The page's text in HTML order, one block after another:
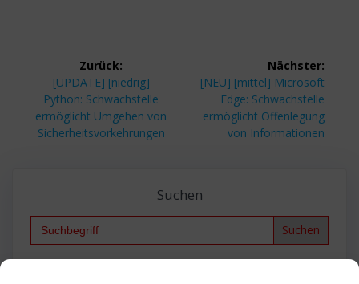
Beitragsnavigation
Zurück:
Vorheriger
Beitrag:
[UPDATE] [niedrig]
Python: Schwachstelle
ermöglicht Umgehen von
Sicherheitsvorkehrungen
Nächster:
Nächster
Beitrag:
[NEU] [mittel] Microsoft
Edge: Schwachstelle
ermöglicht Offenlegung
von Informationen
Suchen
Search